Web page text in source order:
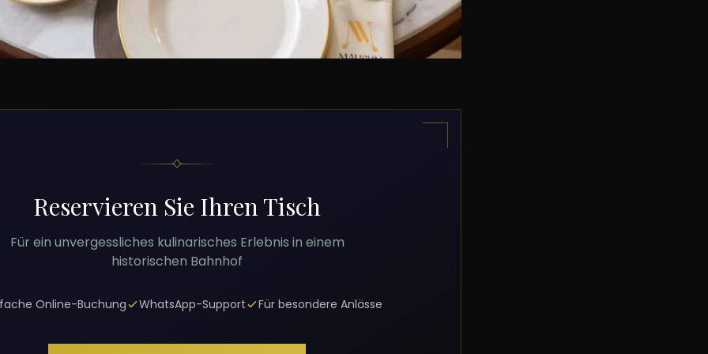
Reservieren Sie Ihren Tisch
Für ein unvergessliches kulinarisches Erlebnis in einem
historischen Bahnhof
Online-Buchung WhatsApp-Support Für besondere Anlässe